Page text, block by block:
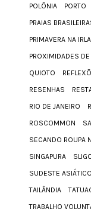
POLÔNIA
PORTO
PRAIAS
PRIMAVERA NA
PROXIMIDADES DE
QUIOTO
RESENHAS
RIO DE JANEIRO
ROSCOMMON
SECANDO ROUPA
SINGAPURA
SUDESTE ASIÁTICO
TAILÂNDIA
TRABALHO